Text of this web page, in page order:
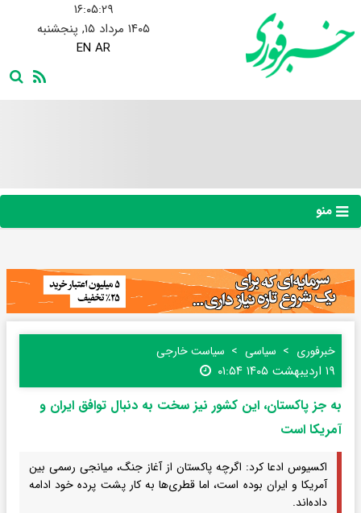
۱۶:۰۵:۳۰
۱۴۰۵ مرداد ۱۵, پنجشنبه
EN AR
منو
خبرفوری سیاسی سیاست خارجی
۱۹ اردیبهشت ۱۴۰۵ ۰۱:۵۴
به جز پاکستان، این کشور نیز سخت به دنبال توافق ایران و
آمریکا است
اکسیوس ادعا کرد: اگرچه پاکستان از آغاز جنگ، میانجی رسمی بین
آمریکا و ایران بوده است، اما قطری‌ها به کار پشت پرده خود ادامه
داده‌اند.